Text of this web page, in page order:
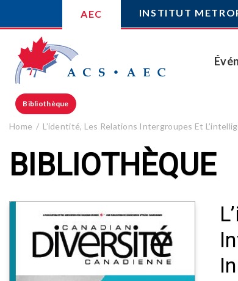
AEC INSTITUT
Bibliothèque
Home L’identité, Les Relations Intergroupes Et
BIBLIOTHÈQUE